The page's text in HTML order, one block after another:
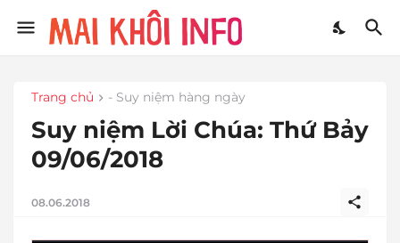
Trang chủ - Suy niệm hàng ngày
Suy niệm Lời Chúa: Thứ Bảy
09/06/2018
08.06.2018